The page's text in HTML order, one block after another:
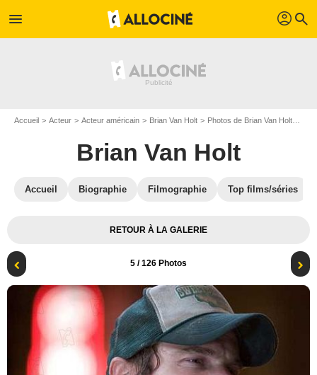
menu profil search
Accueil Acteur Acteur américain Brian Van Holt Photos de Brian Van Holt
Brian Van Holt
Accueil Biographie Filmographie Top films/séries
RETOUR À LA GALERIE
5 / 126 Photos